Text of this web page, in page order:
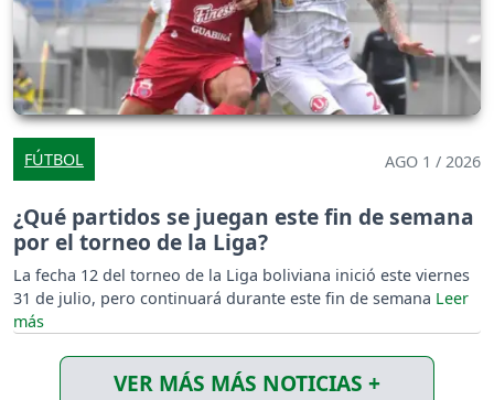
FÚTBOL AGO 1 / 2026
¿Qué partidos se juegan este fin de semana
por el torneo de la Liga?
La fecha 12 del torneo de la Liga boliviana inició este viernes
31 de julio, pero continuará durante este fin de semana
VER MÁS MÁS NOTICIAS +